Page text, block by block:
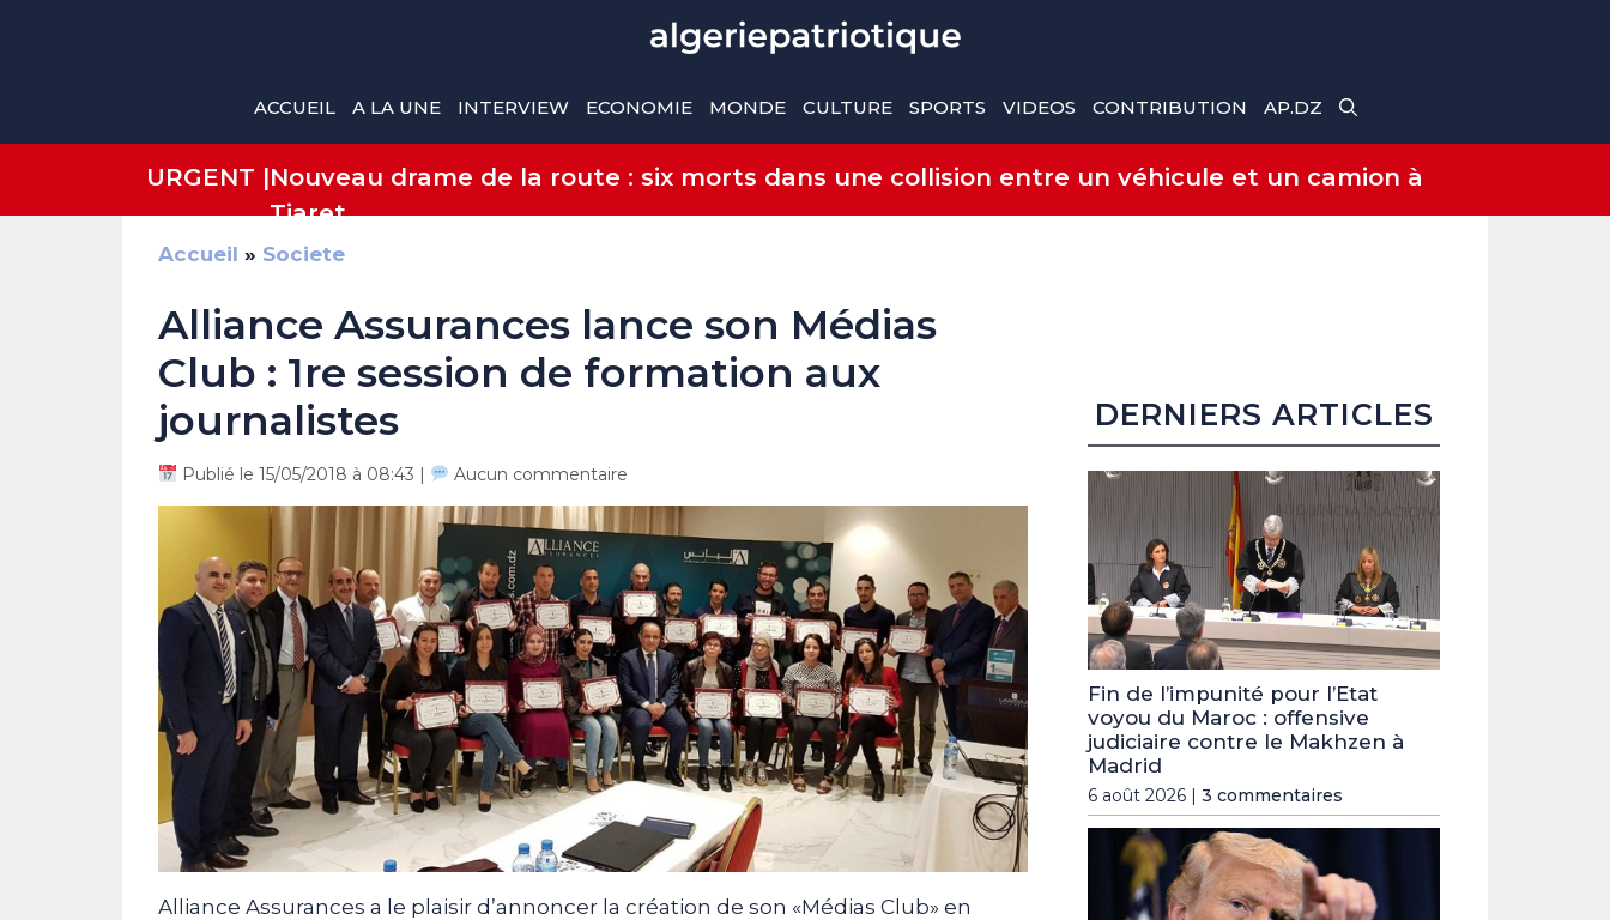
ACCUEIL A LA UNE INTERVIEW ECONOMIE MONDE CULTURE SPORTS VIDEOS CONTRIBUTION AP.DZ
URGENT |Nouveau drame de la route : six morts dans une collision entre un véhicule et un camion à
Tiaret
Accueil » Societe
Alliance Assurances lance son Médias
Club : 1re session de formation aux
journalistes
Publié le 15/05/2018 à 08:43 | Aucun commentaire
Alliance Assurances a le plaisir d’annoncer la création de son «Médias Club» en
DERNIERS ARTICLES
Fin de l’impunité pour l’Etat
voyou du Maroc : offensive
judiciaire contre le Makhzen à
Madrid
6 août 2026 | 3 commentaires